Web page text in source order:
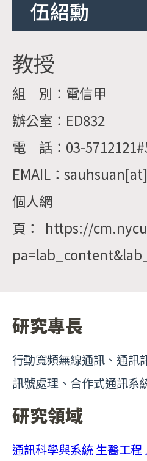
伍紹勳
教授
組 別：電信甲
辦公室：ED832
電 話：03-
EMAIL：
個人網
頁： https://
研究專長
行動寬頻無線通訊、通訊
訊號處理、合作式通訊系
研究領域
通訊科學與系統生醫工程